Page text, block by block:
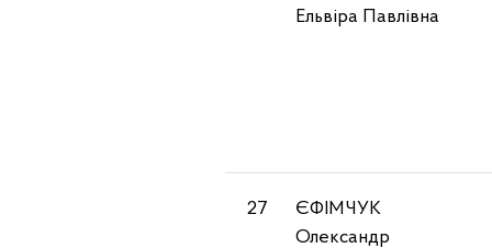
Ельвіра Павлівна
27
ЄФІМЧУК
Олександр